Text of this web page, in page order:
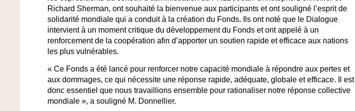
Richard Sherman, ont souhaité la bienvenue aux participants et ont souligné l’esprit de
solidarité mondiale qui a conduit à la création du Fonds. Ils ont noté que le Dialogue
intervient à un moment critique du développement du Fonds et ont appelé à un
renforcement de la coopération afin d’apporter un soutien rapide et efficace aux nations
les plus vulnérables.
« Ce Fonds a été lancé pour renforcer notre capacité mondiale à répondre aux pertes et
aux dommages, ce qui nécessite une réponse rapide, adéquate, globale et efficace. Il est
donc essentiel que nous travaillions ensemble pour rationaliser notre réponse collective
mondiale », a souligné M. Donnellier.